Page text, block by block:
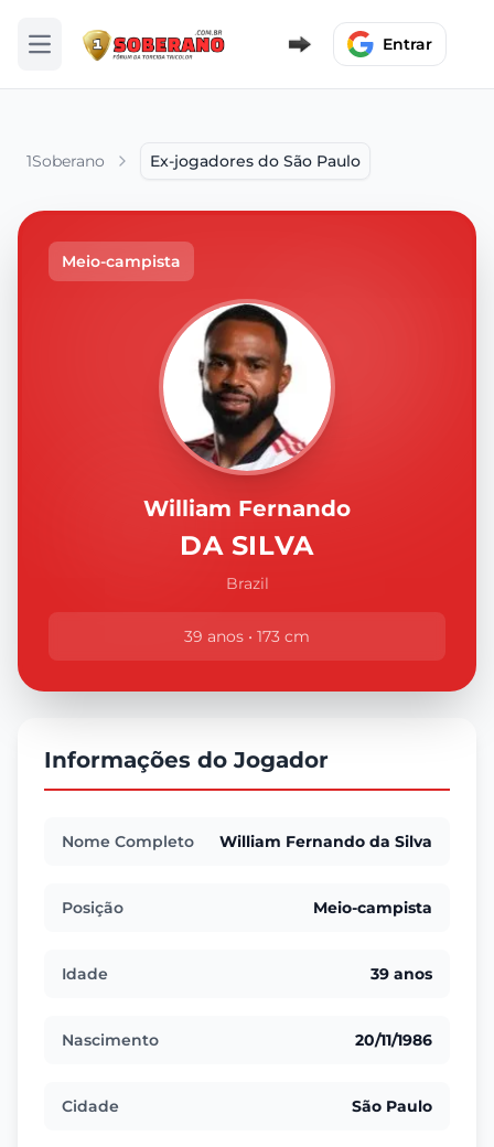
Abrir menu Entrar
1Soberano Ex-jogadores do São Paulo
Meio-campista
William Fernando
DA SILVA
Brazil
39 anos • 173 cm
Informações do Jogador
Nome Completo William Fernando da Silva
Posição Meio-campista
Idade 39 anos
Nascimento 20/11/1986
Cidade São Paulo